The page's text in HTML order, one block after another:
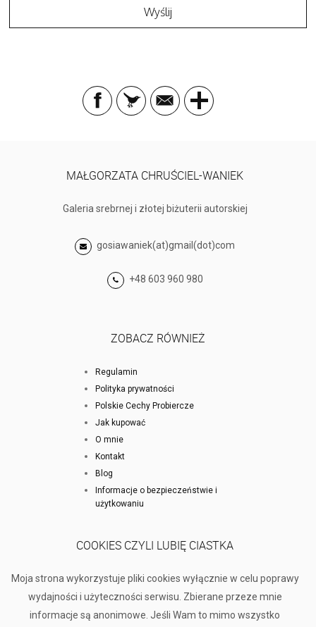
MAŁGORZATA CHRUŚCIEL-WANIEK
Galeria srebrnej i złotej biżuterii autorskiej
gosiawaniek(at)gmail(dot)com
+48 603 960 980
ZOBACZ RÓWNIEŻ
Regulamin
Polityka prywatności
Polskie Cechy Probiercze
Jak kupować
O mnie
Kontakt
Blog
Informacje o bezpieczeństwie i
użytkowaniu
COOKIES CZYLI LUBIĘ CIASTKA
Moja strona wykorzystuje pliki cookies wyłącznie w celu poprawy
wydajności i użyteczności serwisu. Zbierane przeze mnie
informacje są anonimowe. Jeśli Wam to mimo wszystko